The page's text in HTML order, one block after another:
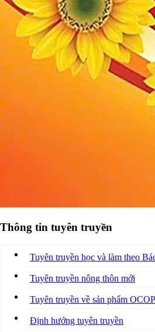
Thông tin tuyên truyền
Tuyên truyền học và làm theo
Tuyên truyền nông thôn mới
Tuyên truyền về sản phẩm OCOP
Định hướng tuyên truyền